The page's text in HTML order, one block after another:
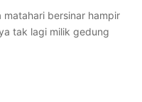
bersinar hampir
tak lagi milik gedung